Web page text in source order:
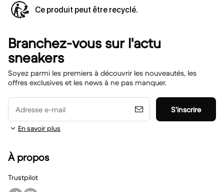
Ce produit peut être recyclé.
Branchez-vous sur l'actu
sneakers
Soyez parmi les premiers à découvrir les nouveautés, les
offres exclusives et les news à ne pas manquer.
Adresse e-mail S'inscrire
En savoir plus
À propos
Trustpilot